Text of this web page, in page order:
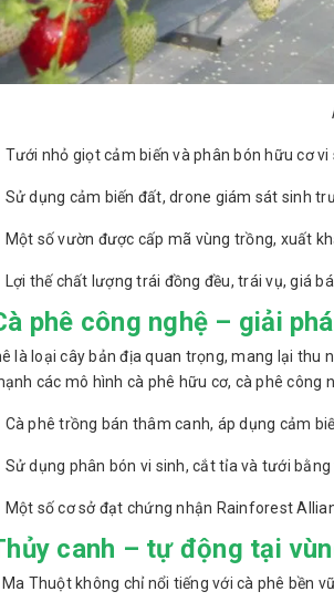
Tưới nhỏ giọt cảm biến và phân bón hữu cơ vi
Sử dụng cảm biến đất, drone giám sát sinh
Một số vườn được cấp mã vùng trồng, xuất
Lợi thế chất lượng trái đồng đều, trái vụ, giá
phê công nghệ – giải
là loại cây bản địa quan trọng, mang lại thu
các mô hình cà phê hữu cơ, cà phê công
Cà phê trồng bán thâm canh, áp dụng cảm
Sử dụng phân bón vi sinh, cắt tỉa và tưới bằng
Một số cơ sở đạt chứng nhận Rainforest
canh – tự động tại
Ma Thuột không chỉ nổi tiếng với cà phê bền